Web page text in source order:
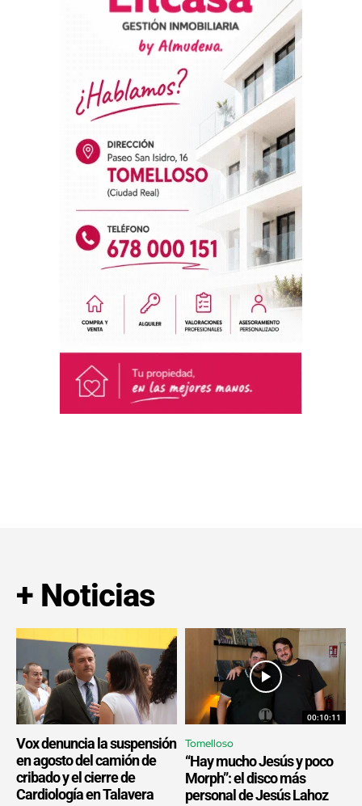
+ Noticias
Vox denuncia la suspensión
en agosto del camión de
cribado y el cierre de
Cardiología en Talavera
00:10:11
Tomelloso
“Hay mucho Jesús y poco
Morph”: el disco más
personal de Jesús Lahoz